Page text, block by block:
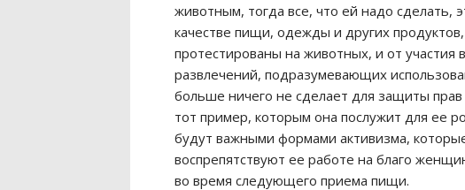
животным, тогда все, что ей надо сделать,
качестве пищи, одежды и других
протестированы на животных, и от участия
развлечений, подразумевающих
больше ничего не сделает для защиты
тот пример, которым она послужит для ее
будут важными формами активизма,
воспрепятствуют ее работе на благо
во время следующего приема пищи.